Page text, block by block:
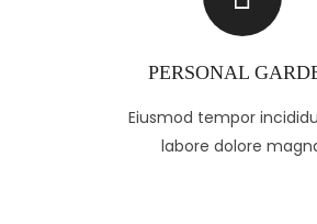
PERSONAL
Eiusmod tempor
labore dolore